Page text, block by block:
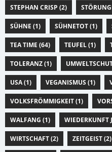
STEPHAN CRISP (2)
SÜHNE (1) SÜHNETOT (1)
TEA TIME (64) TEUFEL (1)
TOLERANZ (1)
USA (1) VEGANISMUS (1)
VOLKSFRÖMMIGKEIT (1)
WALFANG (1) WIEDERKUNFT
WIRTSCHAFT (2) ZEITGEIST (2)